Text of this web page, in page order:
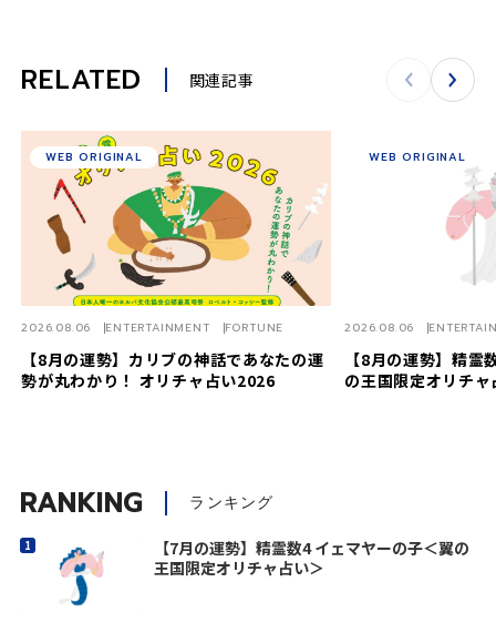
RELATED 関連記事
【8月の運勢】カリブの神話であなたの運
勢が丸わかり！ オリチャ占い2026
2026.08.06 ENTERTAINMENT FORTUNE
WEB ORIGINAL
【8月の運勢】精霊
の王国限定オリチャ
2026.08.06
WEB ORIGINAL
RANKING ランキング
【7月の運勢】精霊数4 イェマヤーの子＜翼の
王国限定オリチャ占い＞